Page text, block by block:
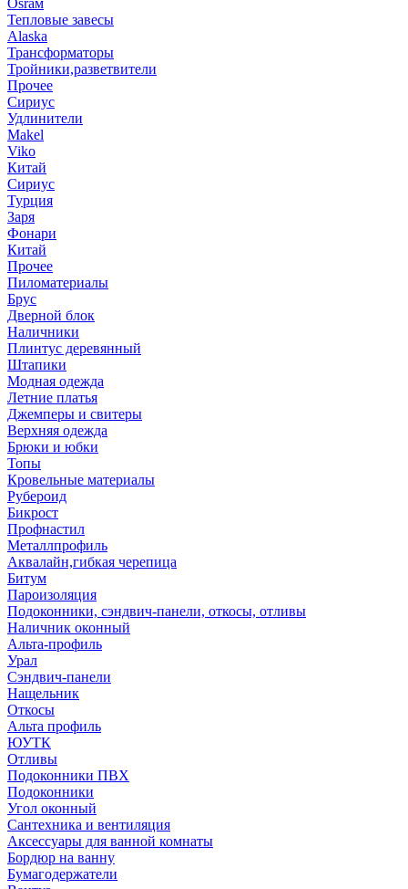
Оsrам
Тепловые завесы
Alaska
Трансформаторы
Тройники,разветвители
Прочее
Сириус
Удлинители
Makel
Viko
Китай
Сириус
Турция
Заря
Фонари
Китай
Прочее
Пиломатериалы
Брус
Дверной блок
Наличники
Плинтус деревянный
Штапики
Модная одежда
Летние платья
Джемперы и свитеры
Верхняя одежда
Брюки и юбки
Топы
Кровельные материалы
Рубероид
Бикрост
Профнастил
Металлпрофиль
Аквалайн,гибкая черепица
Битум
Пароизоляция
Подоконники, сэндвич-панели, откосы, отливы
Наличник оконный
Альта-профиль
Урал
Сэндвич-панели
Нащельник
Откосы
Альта профиль
ЮУТК
Отливы
Подоконники ПВХ
Подоконники
Угол оконный
Сантехника и вентиляция
Аксессуары для ванной комнаты
Бордюр на ванну
Бумагодержатели